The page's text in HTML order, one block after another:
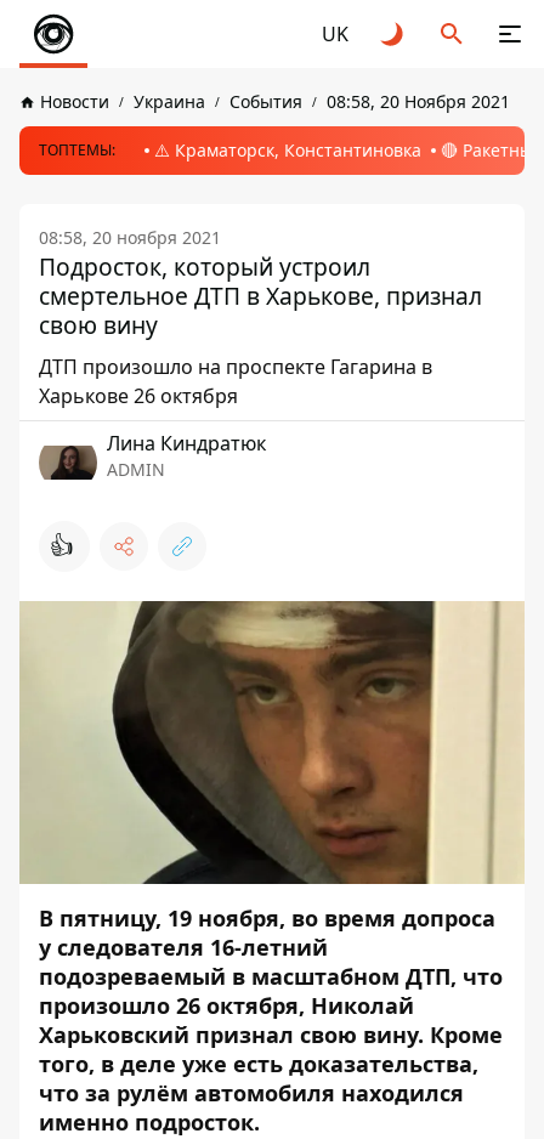
UK
Новости Украина События 08:58, 20 Ноября 2021
ТОПТЕМЫ: ⚠️ Краматорск, Константиновка 🔴
08:58, 20 ноября 2021
Подросток, который устроил
смертельное ДТП в Харькове, признал
свою вину
ДТП произошло на проспекте Гагарина в
Харькове 26 октября
Лина Киндратюк
ADMIN
👍
В пятницу, 19 ноября, во время допроса
у следователя 16-летний
подозреваемый в масштабном ДТП, что
произошло 26 октября, Николай
Харьковский признал свою вину. Кроме
того, в деле уже есть доказательства,
что за рулём автомобиля находился
именно подросток.